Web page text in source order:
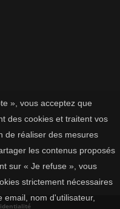
», vous acceptez que
des cookies et traitent vos
de réaliser des mesures
les contenus proposés
sur « Je refuse », vous
strictement nécessaires
nom d'utilisateur,